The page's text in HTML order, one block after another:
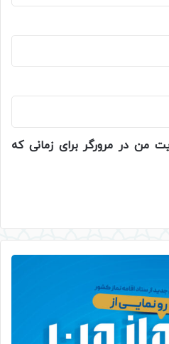
من در مرورگر برای زمانی که